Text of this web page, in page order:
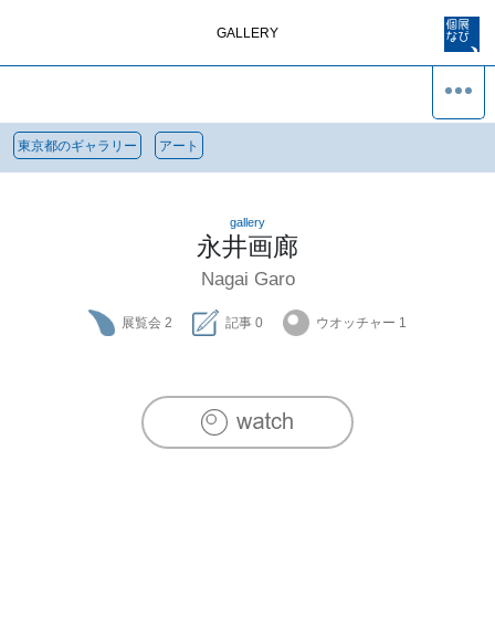
GALLERY
東京都のギャラリー アート
gallery
永井画廊
Nagai Garo
展覧会 2 記事 0 ウオッチャー 1